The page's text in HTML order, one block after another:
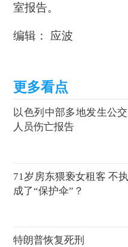
室报告。
编辑： 应波
以色列中部多地发生公
人员伤亡报告
71岁房东猥亵女租客 不
成了“保护伞”？
特朗普恢复死刑